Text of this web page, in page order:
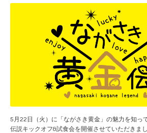
5月22日（火）に「ながさき黄金」の魅力を知っ
伝説キックオフ&試食会を開催させていただきまし